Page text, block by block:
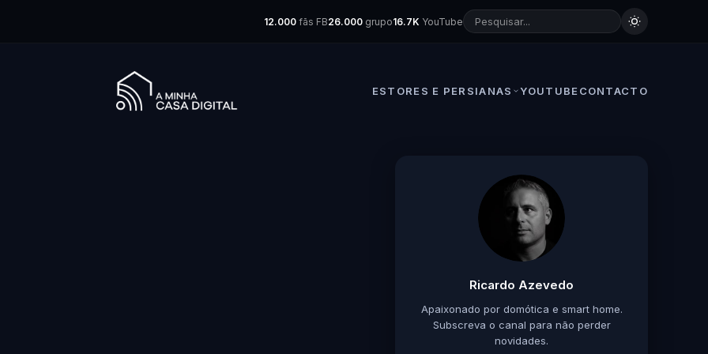
12.000 fãs FB26.000 grupo16.7K YouTube
ESTORES E PERSIANAS YOUTUBE CONTACTO
Ricardo Azevedo
Apaixonado por domótica e smart home.
Subscreva o canal para não perder
novidades.